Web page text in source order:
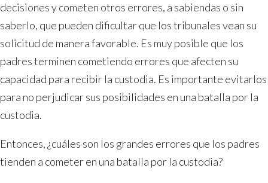
decisiones y cometen otros errores, a sabiendas o sin
saberlo, que pueden dificultar que los tribunales vean su
solicitud de manera favorable. Es muy posible que los
padres terminen cometiendo errores que afecten su
capacidad para recibir la custodia. Es importante evitarlos
para no perjudicar sus posibilidades en una batalla por la
custodia.
Entonces, ¿cuáles son los grandes errores que los padres
tienden a cometer en una batalla por la custodia?